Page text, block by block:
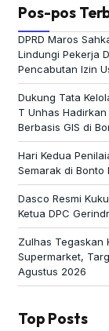
Pos-pos
DPRD Maros
Lindungi Pekerja
Pencabutan Izin
Dukung Tata
T Unhas
Berbasis GIS di
Hari Kedua
Semarak di
Dasco Resmi
Ketua DPC
Zulhas Tegaskan
Supermarket,
Agustus 2026
Top Posts